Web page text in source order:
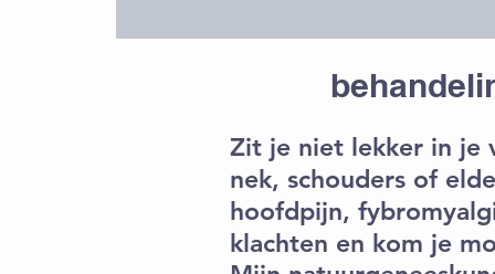
Zit je niet lekker in je
nek, schouders of
hoofdpijn,
klachten en kom je